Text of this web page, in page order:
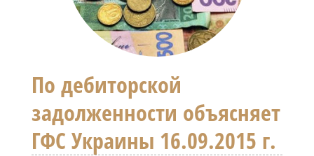
По дебиторской
задолженности объясняет
ГФС Украины 16.09.2015 г.